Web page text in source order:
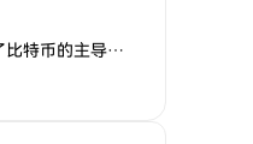
以太坊的链上激增是否挑战了比特币的主导地位？